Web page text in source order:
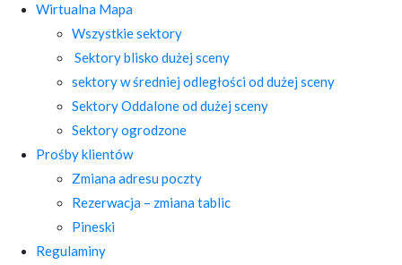
Wirtualna Mapa
Wszystkie sektory
Sektory blisko dużej sceny
sektory w średniej odległości od dużej sceny
Sektory Oddalone od dużej sceny
Sektory ogrodzone
Prośby klientów
Zmiana adresu poczty
Rezerwacja – zmiana tablic
Pineski
Regulaminy